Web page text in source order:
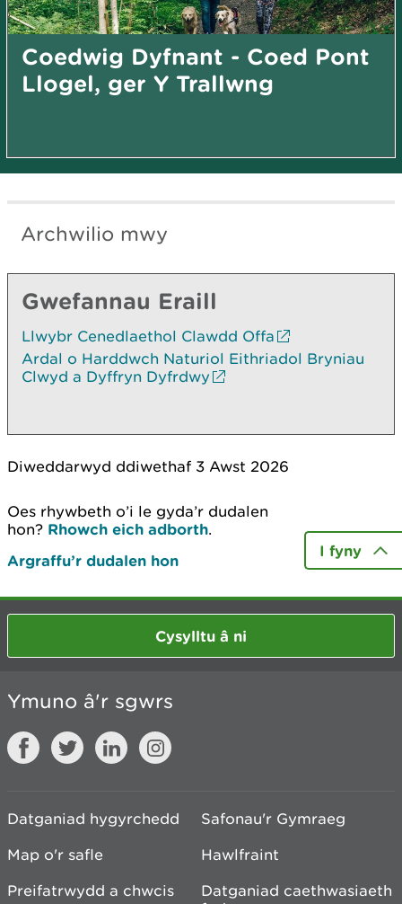
Coedwig Dyfnant - Coed Pont
Llogel, ger Y Trallwng
Archwilio mwy
Gwefannau Eraill
Llwybr Cenedlaethol Clawdd Offa
Ardal o Harddwch Naturiol Eithriadol Bryniau
Clwyd a Dyffryn Dyfrdwy
Diweddarwyd ddiwethaf 3 Awst 2026
Oes rhywbeth o’i le gyda’r dudalen
hon? Rhowch eich adborth.
Argraffu’r dudalen hon
I fyny
Cysylltu â ni
Ymuno â'r sgwrs
Datganiad hygyrchedd
Safonau'r Gymraeg
Map o'r safle
Hawlfraint
Preifatrwydd a chwcis
Datganiad caethwasiaeth